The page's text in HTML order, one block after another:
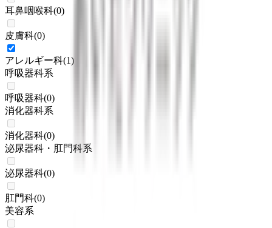
耳鼻咽喉科(0)
皮膚科(0)
アレルギー科(1)
呼吸器科系
呼吸器科(0)
消化器科系
消化器科(0)
泌尿器科・肛門科系
泌尿器科(0)
肛門科(0)
美容系